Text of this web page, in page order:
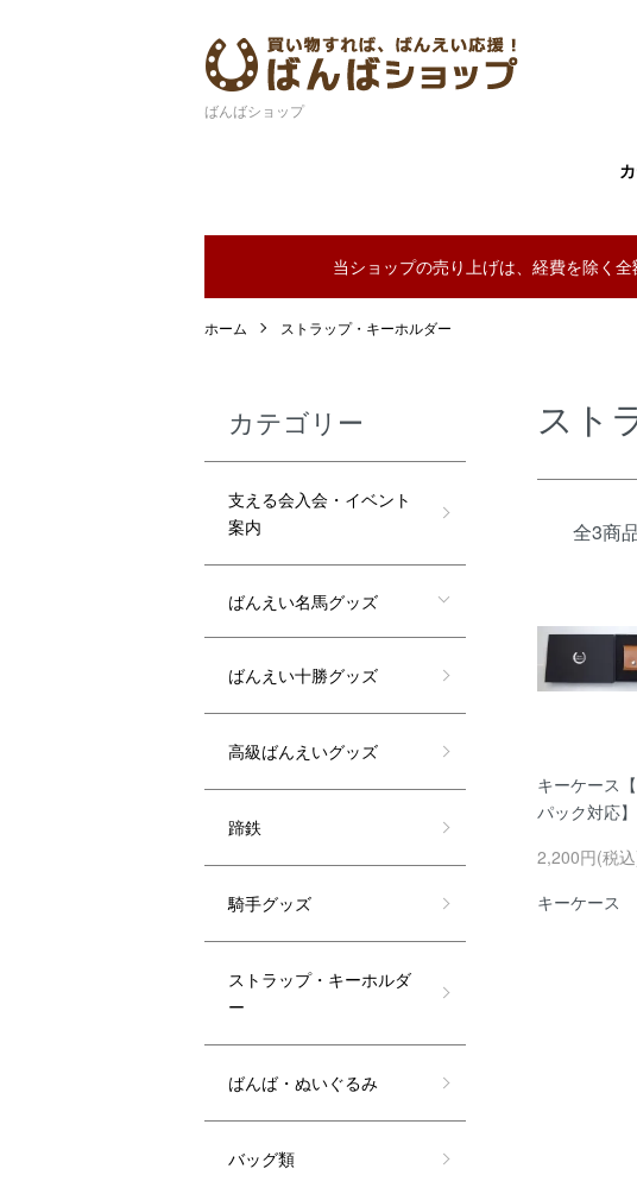
ばんばショップ
当ショップの売り上げは、経費を除く
ホーム ストラップ・キーホルダー
スト
全3商
キーケース
パック対応】
2,200円(税
キーケース
カテゴリー
支える会入会・イベント
案内
ばんえい名馬グッズ
ばんえい十勝グッズ
高級ばんえいグッズ
蹄鉄
騎手グッズ
ストラップ・キーホルダ
ー
ばんば・ぬいぐるみ
バッグ類